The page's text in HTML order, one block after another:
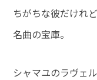
ちがちな彼だけれ
名曲の宝庫。
シャマユのラヴェ